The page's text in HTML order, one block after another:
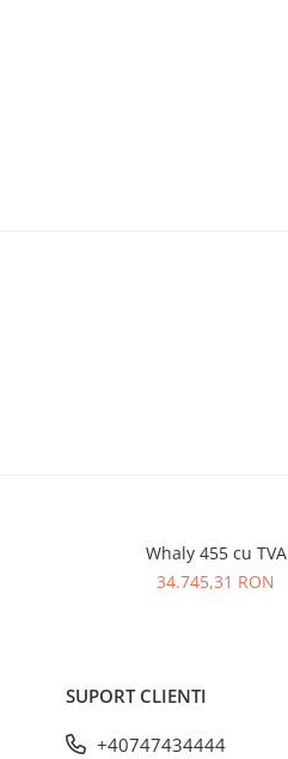
Whaly 455 cu TVA
34.745,31 RON
SUPORT CLIENTI
+40747434444